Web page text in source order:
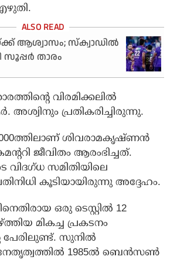
ആശ്വാസം; സ്‌ക്വാഡില്‍
താരം
വിരമിക്കലില്‍
പ്രതികരിച്ചിരുന്നു.
ശിവരാമകൃഷ്ണന്‍
ജീവിതം ആരംഭിച്ചത്.
സമിതിയിലെ
കൂടിയായിരുന്നു അദ്ദേഹം.
ഒരു ടെസ്റ്റില്‍ 12
മികച്ച പ്രകടനം
പേരിലുണ്ട്. സുനില്‍
1985ല്‍ ബെന്‍സണ്‍